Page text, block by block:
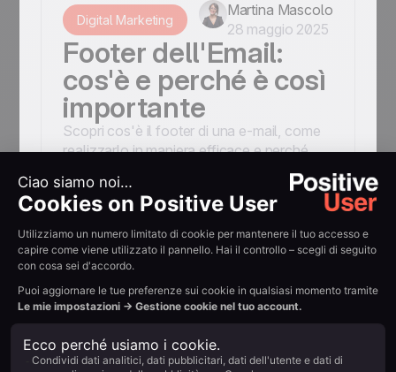
Digital Marketing
Martina Mascolo
28 maggio 2025
Footer dell'Email:
cos'è e perché è così
importante
Scopri cos'è il footer di una e-mail, come
realizzarlo in maniera efficace e perché è
così importante per inviare una Newsletter
perfetta!
Martina Mascolo
11 giugno 2025
Lead Generation:
come farlo con il
Direct Email
Marketing
In ottica di lead generation, le strategie di